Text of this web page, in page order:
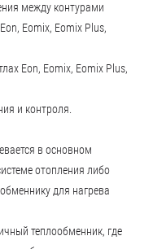
между контурами
Eomix, Eomix Plus,
Eon, Eomix, Eomix Plus,
и контроля.
в основном
отопления либо
для нагрева
теплообменник, где